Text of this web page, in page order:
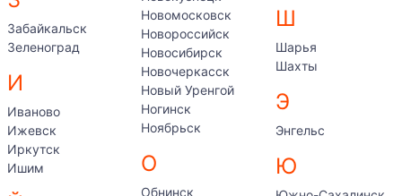
Забайкальск
Зеленоград
И
Иваново
Ижевск
Иркутск
Ишим
Новомосковск
Новороссийск
Новосибирск
Новочеркасск
Новый Уренгой
Ногинск
Ноябрьск
О
Обнинск
Ш
Шарья
Шахты
Э
Энгельс
Ю